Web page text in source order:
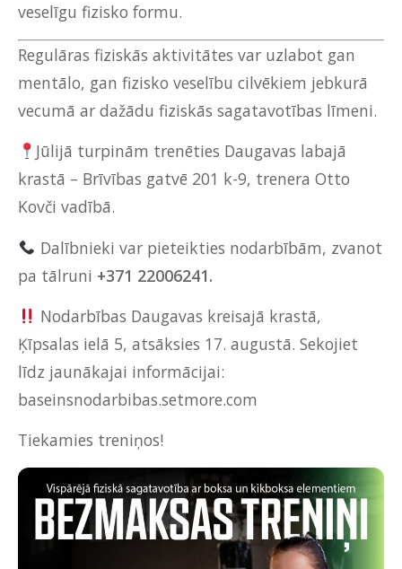
veselīgu fizisko formu.
Regulāras fiziskās aktivitātes var uzlabot gan
mentālo, gan fizisko veselību cilvēkiem jebkurā
vecumā ar dažādu fiziskās sagatavotības līmeni.
Jūlijā turpinām trenēties Daugavas labajā
krastā – Brīvības gatvē 201 k-9, trenera Otto
Kovči vadībā.
Dalībnieki var pieteikties nodarbībām, zvanot
pa tālruni +371 22006241.
Nodarbības Daugavas kreisajā krastā,
Ķīpsalas ielā 5, atsāksies 17. augustā. Sekojiet
līdz jaunākajai informācijai:
baseinsnodarbibas.setmore.com
Tiekamies treniņos!